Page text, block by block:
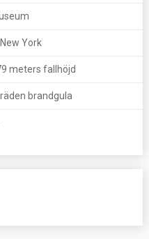
York
meters fallhöjd
brandgula